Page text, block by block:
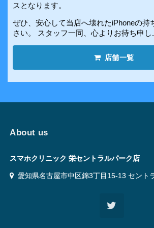
スとなります。
ぜひ、安心して当店へ壊れたiPhoneの持
さい。 スタッフ一同、心よりお待ち申し
店舗一覧
About us
スマホクリニック 栄セントラルパーク店
愛知県名古屋市中区錦3丁目15-13 セント